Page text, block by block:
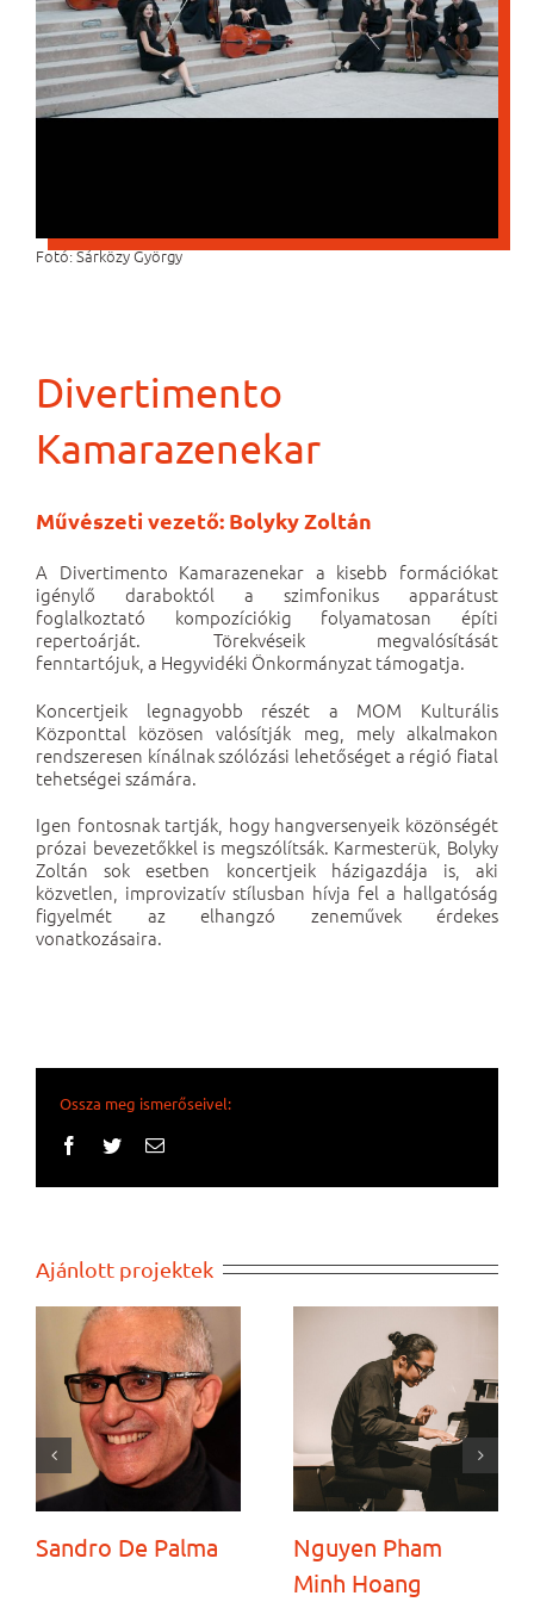
Fotó: Sárközy György
Divertimento
Kamarazenekar
Művészeti vezető: Bolyky Zoltán
A Divertimento Kamarazenekar a kisebb formációkat
igénylő daraboktól a szimfonikus apparátust
foglalkoztató kompozíciókig folyamatosan építi
repertoárját. Törekvéseik megvalósítását
fenntartójuk, a Hegyvidéki Önkormányzattámogatja.
Koncertjeik legnagyobb részét a MOM Kulturális
Központtal közösen valósítják meg, mely alkalmakon
rendszeresen kínálnak szólózási lehetőséget a régió fiatal
tehetségei számára.
Igen fontosnak tartják, hogy hangversenyeik közönségét
prózai bevezetőkkel is megszólítsák. Karmesterük, Bolyky
Zoltán sok esetben koncertjeik házigazdája is, aki
közvetlen, improvizatív stílusban hívja fel a hallgatóság
figyelmét az elhangzó zeneművek érdekes
vonatkozásaira.
Ossza meg ismerőseivel:
Facebook
TwitterEmail:
Ajánlott projektek
Sandro De Palma
Nguyen Pham
Minh Hoang